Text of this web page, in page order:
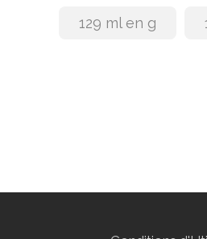
129 ml en g